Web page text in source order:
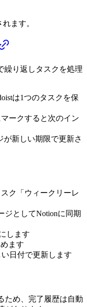
ます。
繰り返しタスクを処理
は1つのタスクを保
マークすると次のイン
が新しい期限で更新さ
ク「ウィークリーレ
ジとしてNotionに同期
します
ます
日付で更新します
ため、完了履歴は自動